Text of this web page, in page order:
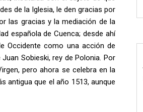
de la Iglesia, le den gracias por
las gracias y la mediación de la
española de Cuenca; desde ahí
Occidente como una acción de
Sobieski, rey de Polonia. Por
pero ahora se celebra en la
antigua que el año 1513, aunque